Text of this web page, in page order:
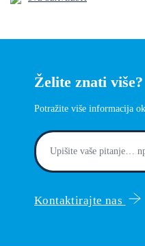
Želite znati više?
Potražite više informacija
Kontaktirajte nas